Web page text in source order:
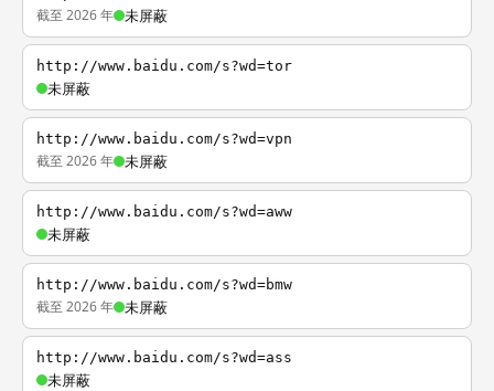
截至 2026 年 未屏蔽
http://www.baidu.com/s?wd=tor
未屏蔽
http://www.baidu.com/s?wd=vpn
截至 2026 年 未屏蔽
http://www.baidu.com/s?wd=aww
未屏蔽
http://www.baidu.com/s?wd=bmw
截至 2026 年 未屏蔽
http://www.baidu.com/s?wd=ass
未屏蔽